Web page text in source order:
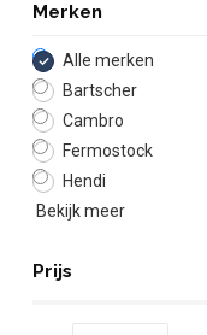
Merken
Alle merken
Bartscher
Cambro
Fermostock
Hendi
Bekijk meer
Prijs